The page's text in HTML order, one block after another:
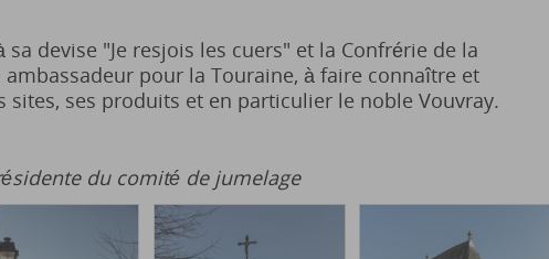
devise "Je resjois les cuers" et la Confrérie de la
pour la Touraine, à faire connaître et
sites, ses produits et en particulier le noble Vouvray.
du comité de jumelage